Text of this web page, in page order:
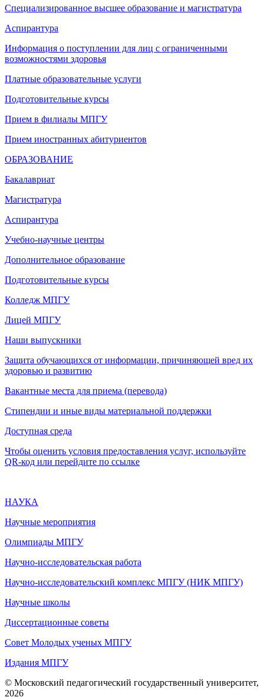
Специализированное высшее образование и магистратура
Аспирантура
Информация о поступлении для лиц с ограниченными
возможностями здоровья
Платные образовательные услуги
Подготовительные курсы
Прием в филиалы МПГУ
Прием иностранных абитуриентов
ОБРАЗОВАНИЕ
Бакалавриат
Магистратура
Аспирантура
Учебно-научные центры
Дополнительное образование
Подготовительные курсы
Колледж МПГУ
Лицей МПГУ
Наши выпускники
Защита обучающихся от информации, причиняющей вред их
здоровью и развитию
Вакантные места для приема (перевода)
Стипендии и иные виды материальной поддержки
Доступная среда
Чтобы оценить условия предоставления услуг, используйте
QR-код или перейдите по ссылке
НАУКА
Научные мероприятия
Олимпиады МПГУ
Научно-исследовательская работа
Научно-исследовательский комплекс МПГУ (НИК МПГУ)
Научные школы
Диссертационные советы
Совет Молодых ученых МПГУ
Издания МПГУ
© Московский педагогический государственный университет,
2026